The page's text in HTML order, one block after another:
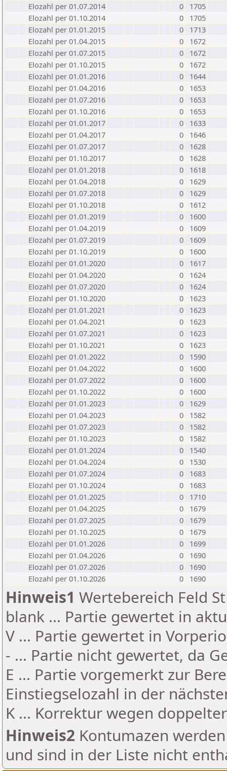
Elozahl per 01.07.2014
0
1705
Elozahl per 01.10.2014
0
1705
Elozahl per 01.01.2015
0
1713
Elozahl per 01.04.2015
0
1672
Elozahl per 01.07.2015
0
1672
Elozahl per 01.10.2015
0
1672
Elozahl per 01.01.2016
0
1644
Elozahl per 01.04.2016
0
1653
Elozahl per 01.07.2016
0
1653
Elozahl per 01.10.2016
0
1653
Elozahl per 01.01.2017
0
1633
Elozahl per 01.04.2017
0
1646
Elozahl per 01.07.2017
0
1628
Elozahl per 01.10.2017
0
1628
Elozahl per 01.01.2018
0
1618
Elozahl per 01.04.2018
0
1629
Elozahl per 01.07.2018
0
1629
Elozahl per 01.10.2018
0
1612
Elozahl per 01.01.2019
0
1600
Elozahl per 01.04.2019
0
1609
Elozahl per 01.07.2019
0
1609
Elozahl per 01.10.2019
0
1600
Elozahl per 01.01.2020
0
1617
Elozahl per 01.04.2020
0
1624
Elozahl per 01.07.2020
0
1624
Elozahl per 01.10.2020
0
1623
Elozahl per 01.01.2021
0
1623
Elozahl per 01.04.2021
0
1623
Elozahl per 01.07.2021
0
1623
Elozahl per 01.10.2021
0
1623
Elozahl per 01.01.2022
0
1590
Elozahl per 01.04.2022
0
1600
Elozahl per 01.07.2022
0
1600
Elozahl per 01.10.2022
0
1600
Elozahl per 01.01.2023
0
1629
Elozahl per 01.04.2023
0
1582
Elozahl per 01.07.2023
0
1582
Elozahl per 01.10.2023
0
1582
Elozahl per 01.01.2024
0
1540
Elozahl per 01.04.2024
0
1530
Elozahl per 01.07.2024
0
1683
Elozahl per 01.10.2024
0
1683
Elozahl per 01.01.2025
0
1710
Elozahl per 01.04.2025
0
1679
Elozahl per 01.07.2025
0
1679
Elozahl per 01.10.2025
0
1679
Elozahl per 01.01.2026
0
1699
Elozahl per 01.04.2026
0
1690
Elozahl per 01.07.2026
0
1690
Elozahl per 01.10.2026
0 1690
Hinweis1 Wertebereich Feld
blank ... Partie gewertet in
V ... Partie gewertet in
- ... Partie nicht gewertet, da
E ... Partie vorgemerkt zur
Einstiegselozahl in der
K ... Korrektur wegen
Hinweis2 Kontumazen
und sind in der Liste nicht